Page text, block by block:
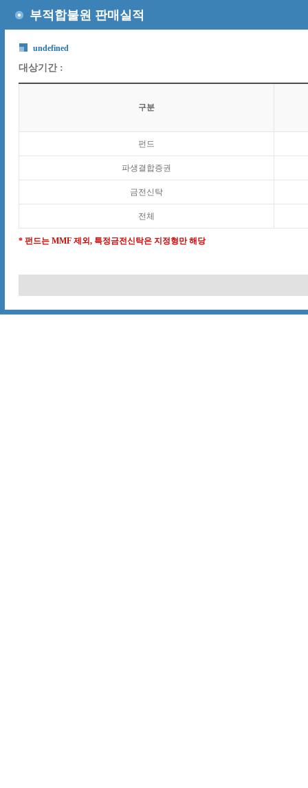
부적합불원 판매실적
undefined
대상기간 :
구분
펀드
파생결합증권
금전신탁
전체
* 펀드는 MMF 제외, 특정금전신탁은 지정형만 해당